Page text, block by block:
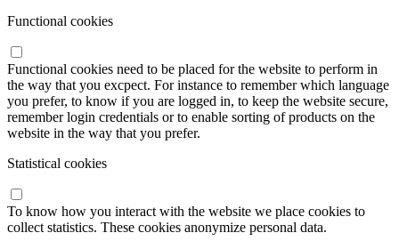
Functional cookies
Functional cookies need to be placed for the website to perform in
the way that you excpect. For instance to remember which language
you prefer, to know if you are logged in, to keep the website secure,
remember login credentials or to enable sorting of products on the
website in the way that you prefer.
Statistical cookies
To know how you interact with the website we place cookies to
collect statistics. These cookies anonymize personal data.